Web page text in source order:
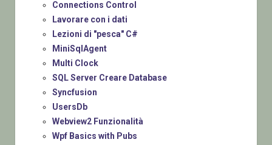
Connections Control
Lavorare con i dati
Lezioni di "pesca" C#
MiniSqlAgent
Multi Clock
SQL Server Creare Database
Syncfusion
UsersDb
Webview2 Funzionalità
Wpf Basics with Pubs